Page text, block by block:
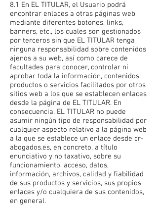
8.1 En EL TITULAR, el Usuario podrá
encontrar enlaces a otras páginas web
mediante diferentes botones, links,
banners, etc., los cuales son gestionados
por terceros sin que EL TITULAR tenga
ninguna responsabilidad sobre contenidos
ajenos a su web, así como carece de
facultades para conocer, controlar ni
aprobar toda la información, contenidos,
productos o servicios facilitados por otros
sitios web a los que se establecen enlaces
desde la página de EL TITULAR. En
consecuencia, EL TITULAR no puede
asumir ningún tipo de responsabilidad por
cualquier aspecto relativo a la página web
a la que se establece un enlace desde cr-
abogados.es, en concreto, a título
enunciativo y no taxativo, sobre su
funcionamiento, acceso, datos,
información, archivos, calidad y fiabilidad
de sus productos y servicios, sus propios
enlaces y/o cualquiera de sus contenidos,
en general.